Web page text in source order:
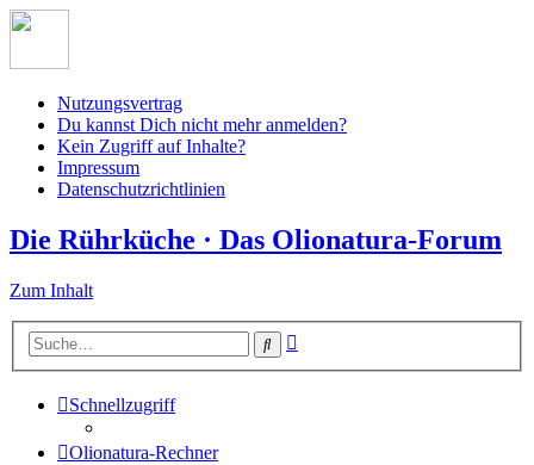
Nutzungsvertrag
Du kannst Dich nicht mehr anmelden?
Kein Zugriff auf Inhalte?
Impressum
Datenschutzrichtlinien
Die Rührküche · Das Olionatura-Forum
Zum Inhalt
Suche
Schnellzugriff
Olionatura-Rechner